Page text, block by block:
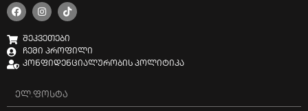
შეკვეთები
ჩემი პროფილი
კონფიდენციალურობის პოლიტიკა